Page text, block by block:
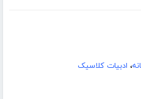
، ادبیات کلاسیک